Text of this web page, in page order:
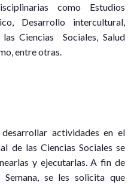
como Estudios
Desarrollo intercultural,
Ciencias Sociales, Salud
entre otras.
actividades en el
de las Ciencias Sociales se
y ejecutarlas. A fin de
se les solicita que